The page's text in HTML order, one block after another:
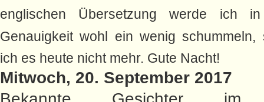
englischen Übersetzung werde ich
Genauigkeit wohl ein wenig schummeln,
ich es heute nicht mehr. Gute Nacht!
Mitwoch, 20. September 2017